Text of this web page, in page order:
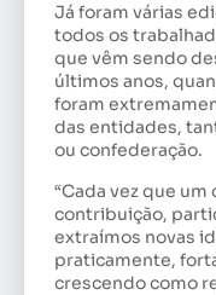
Já foram várias
todos os
que vêm sendo
últimos anos,
foram
das entidades,
ou confederação.
“Cada vez que
contribuição,
extraímos novas
praticamente,
crescendo como